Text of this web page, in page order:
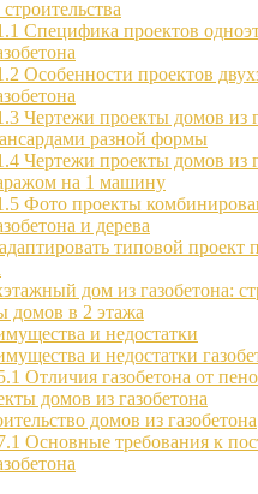
Специфика проектов
Особенности проектов
Чертежи проекты домов из
разной формы
Чертежи проекты домов из
на 1 машину
Фото проекты
и дерева
типовой проект
дом из газобетона:
домов в 2 этажа
и недостатки
и недостатки
Отличия газобетона от
домов из газобетона
домов из газобетона
Основные требования к